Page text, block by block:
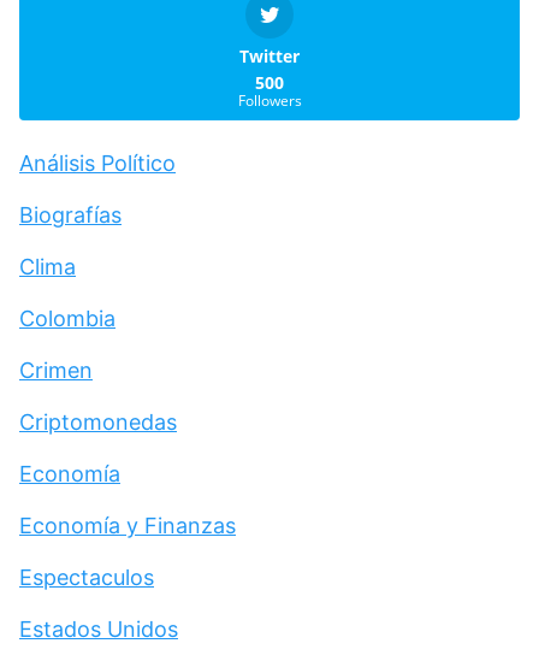
Twitter
500
Followers
Análisis Político
Biografías
Clima
Colombia
Crimen
Criptomonedas
Economía
Economía y Finanzas
Espectaculos
Estados Unidos